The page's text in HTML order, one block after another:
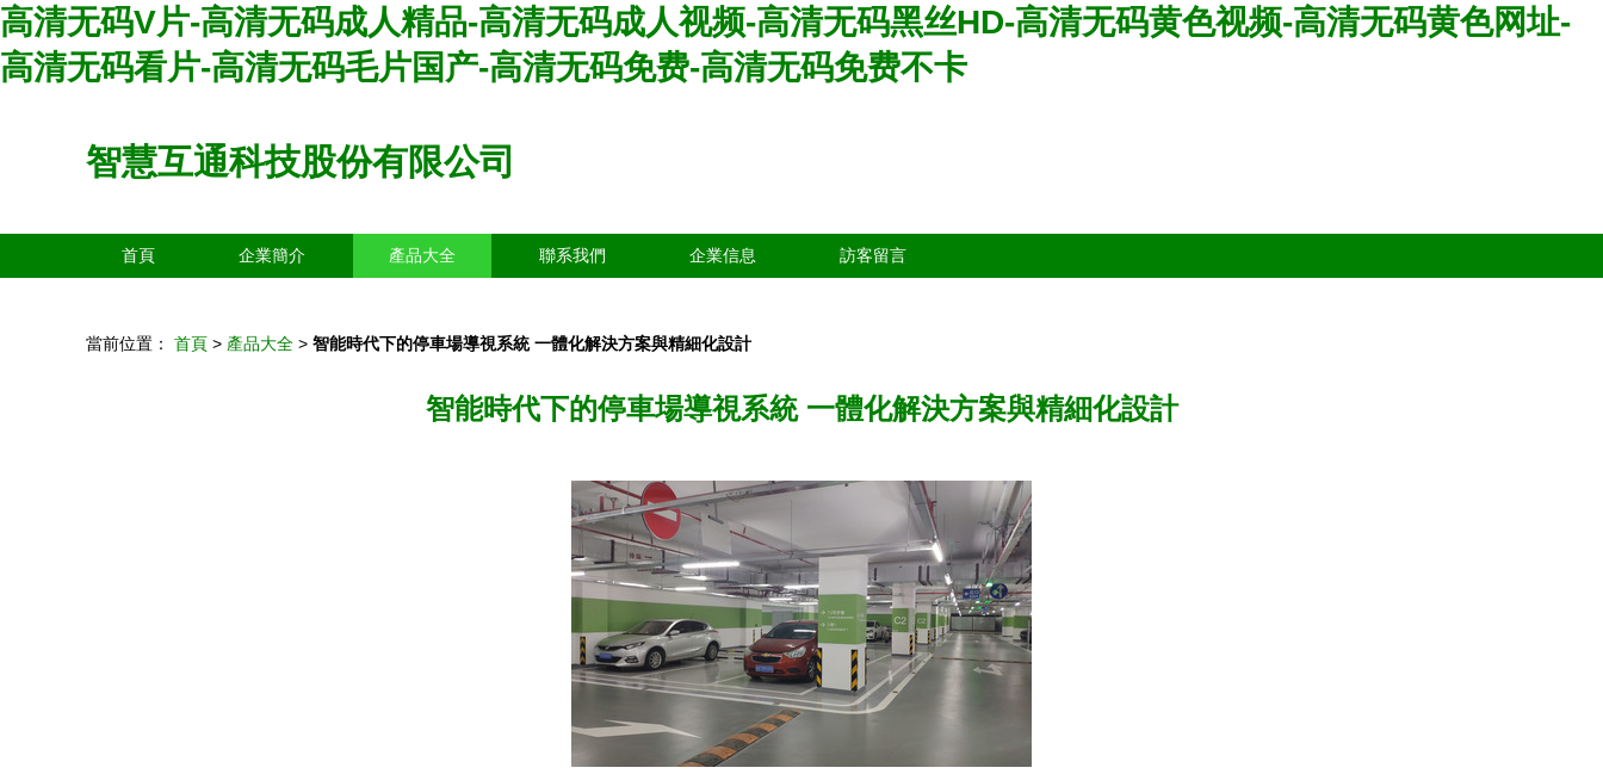
高清无码V片-高清无码成人精品-高清无码成人视频-高清无码黑丝HD-高清无码黄色视频-高清无码黄色网址-
高清无码看片-高清无码毛片国产-高清无码免费-高清无码免费不卡
智慧互通科技股份有限公司
首頁 企業簡介 產品大全 聯系我們 企業信息 訪客留言
當前位置： 首頁 > 產品大全 > 智能時代下的停車場導視系統 一體化解決方案與精細化設計
智能時代下的停車場導視系統 一體化解決方案與精細化設計